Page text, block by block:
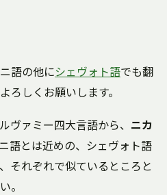
語の他にシェヴォト語でも翻
ろしくお願いします。
ヴァミー四大言語から、 ニカ
語とは近めの、シェヴォト語
それぞれで似ているところと
。